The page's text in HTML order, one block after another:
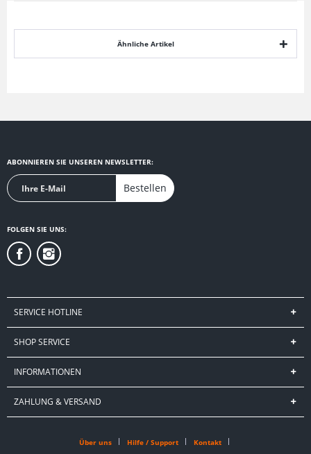
Ähnliche Artikel
ABONNIEREN SIE UNSEREN NEWSLETTER:
Bestellen
FOLGEN SIE UNS:
SERVICE HOTLINE
SHOP SERVICE
INFORMATIONEN
ZAHLUNG & VERSAND
Über uns Hilfe / Support Kontakt